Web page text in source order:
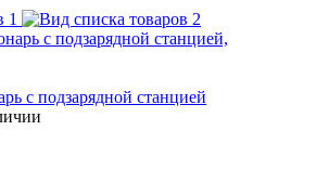
с подзарядной станцией